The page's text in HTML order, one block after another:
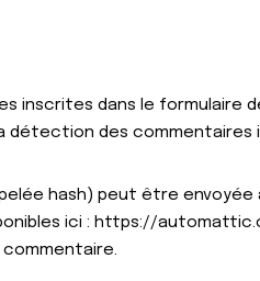
inscrites dans le formulaire
détection des commentaires
hash) peut être envoyée
ici : https://